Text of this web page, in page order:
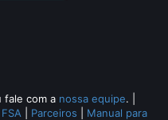
fale com a nossa equipe.
Parceiros
Manual para